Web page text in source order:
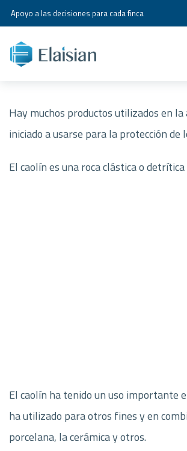
Apoyo a las decisiones para cada finca
Hay muchos productos utilizados en
iniciado a usarse para la protección
El caolín es una roca clástica o
El caolín ha tenido un uso importante
ha utilizado para otros fines y en
porcelana, la cerámica y otros.